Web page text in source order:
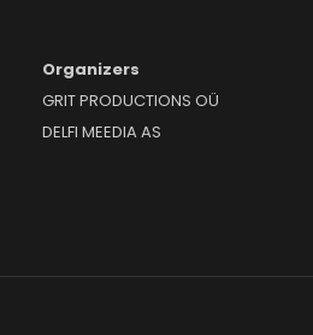
Organizers
GRIT PRODUCTIONS OÜ
DELFI MEEDIA AS